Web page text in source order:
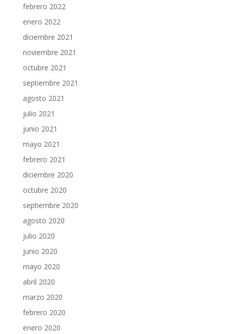
febrero 2022
enero 2022
diciembre 2021
noviembre 2021
octubre 2021
septiembre 2021
agosto 2021
julio 2021
junio 2021
mayo 2021
febrero 2021
diciembre 2020
octubre 2020
septiembre 2020
agosto 2020
julio 2020
junio 2020
mayo 2020
abril 2020
marzo 2020
febrero 2020
enero 2020